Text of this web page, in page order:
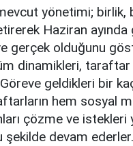
yönetimi;
Haziran
ve gerçek olduğunu
dinamikleri,
geldikleri bir
hem sosyal
çözme ve
şekilde devam